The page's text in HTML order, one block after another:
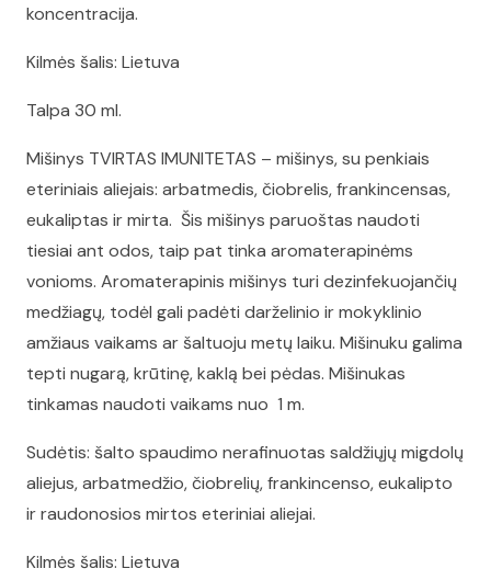
koncentracija.
Kilmės šalis: Lietuva
Talpa 30 ml.
Mišinys TVIRTAS IMUNITETAS – mišinys, su penkiais
eteriniais aliejais: arbatmedis, čiobrelis, frankincensas,
eukaliptas ir mirta. Šis mišinys paruoštas naudoti
tiesiai ant odos, taip pat tinka aromaterapinėms
vonioms. Aromaterapinis mišinys turi dezinfekuojančių
medžiagų, todėl gali padėti darželinio ir mokyklinio
amžiaus vaikams ar šaltuoju metų laiku. Mišinuku galima
tepti nugarą, krūtinę, kaklą bei pėdas. Mišinukas
tinkamas naudoti vaikams nuo 1 m.
Sudėtis: šalto spaudimo nerafinuotas saldžiųjų migdolų
aliejus, arbatmedžio, čiobrelių, frankincenso, eukalipto
ir raudonosios mirtos eteriniai aliejai.
Kilmės šalis: Lietuva